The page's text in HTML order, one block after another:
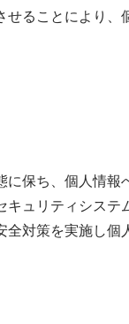
せることにより、
保ち、個人情報
ュリティシステ
対策を実施し個